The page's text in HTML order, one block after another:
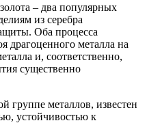
– два популярных
из серебра
Оба процесса
драгоценного металла на
и, соответственно,
существенно
группе металлов, известен
устойчивостью к